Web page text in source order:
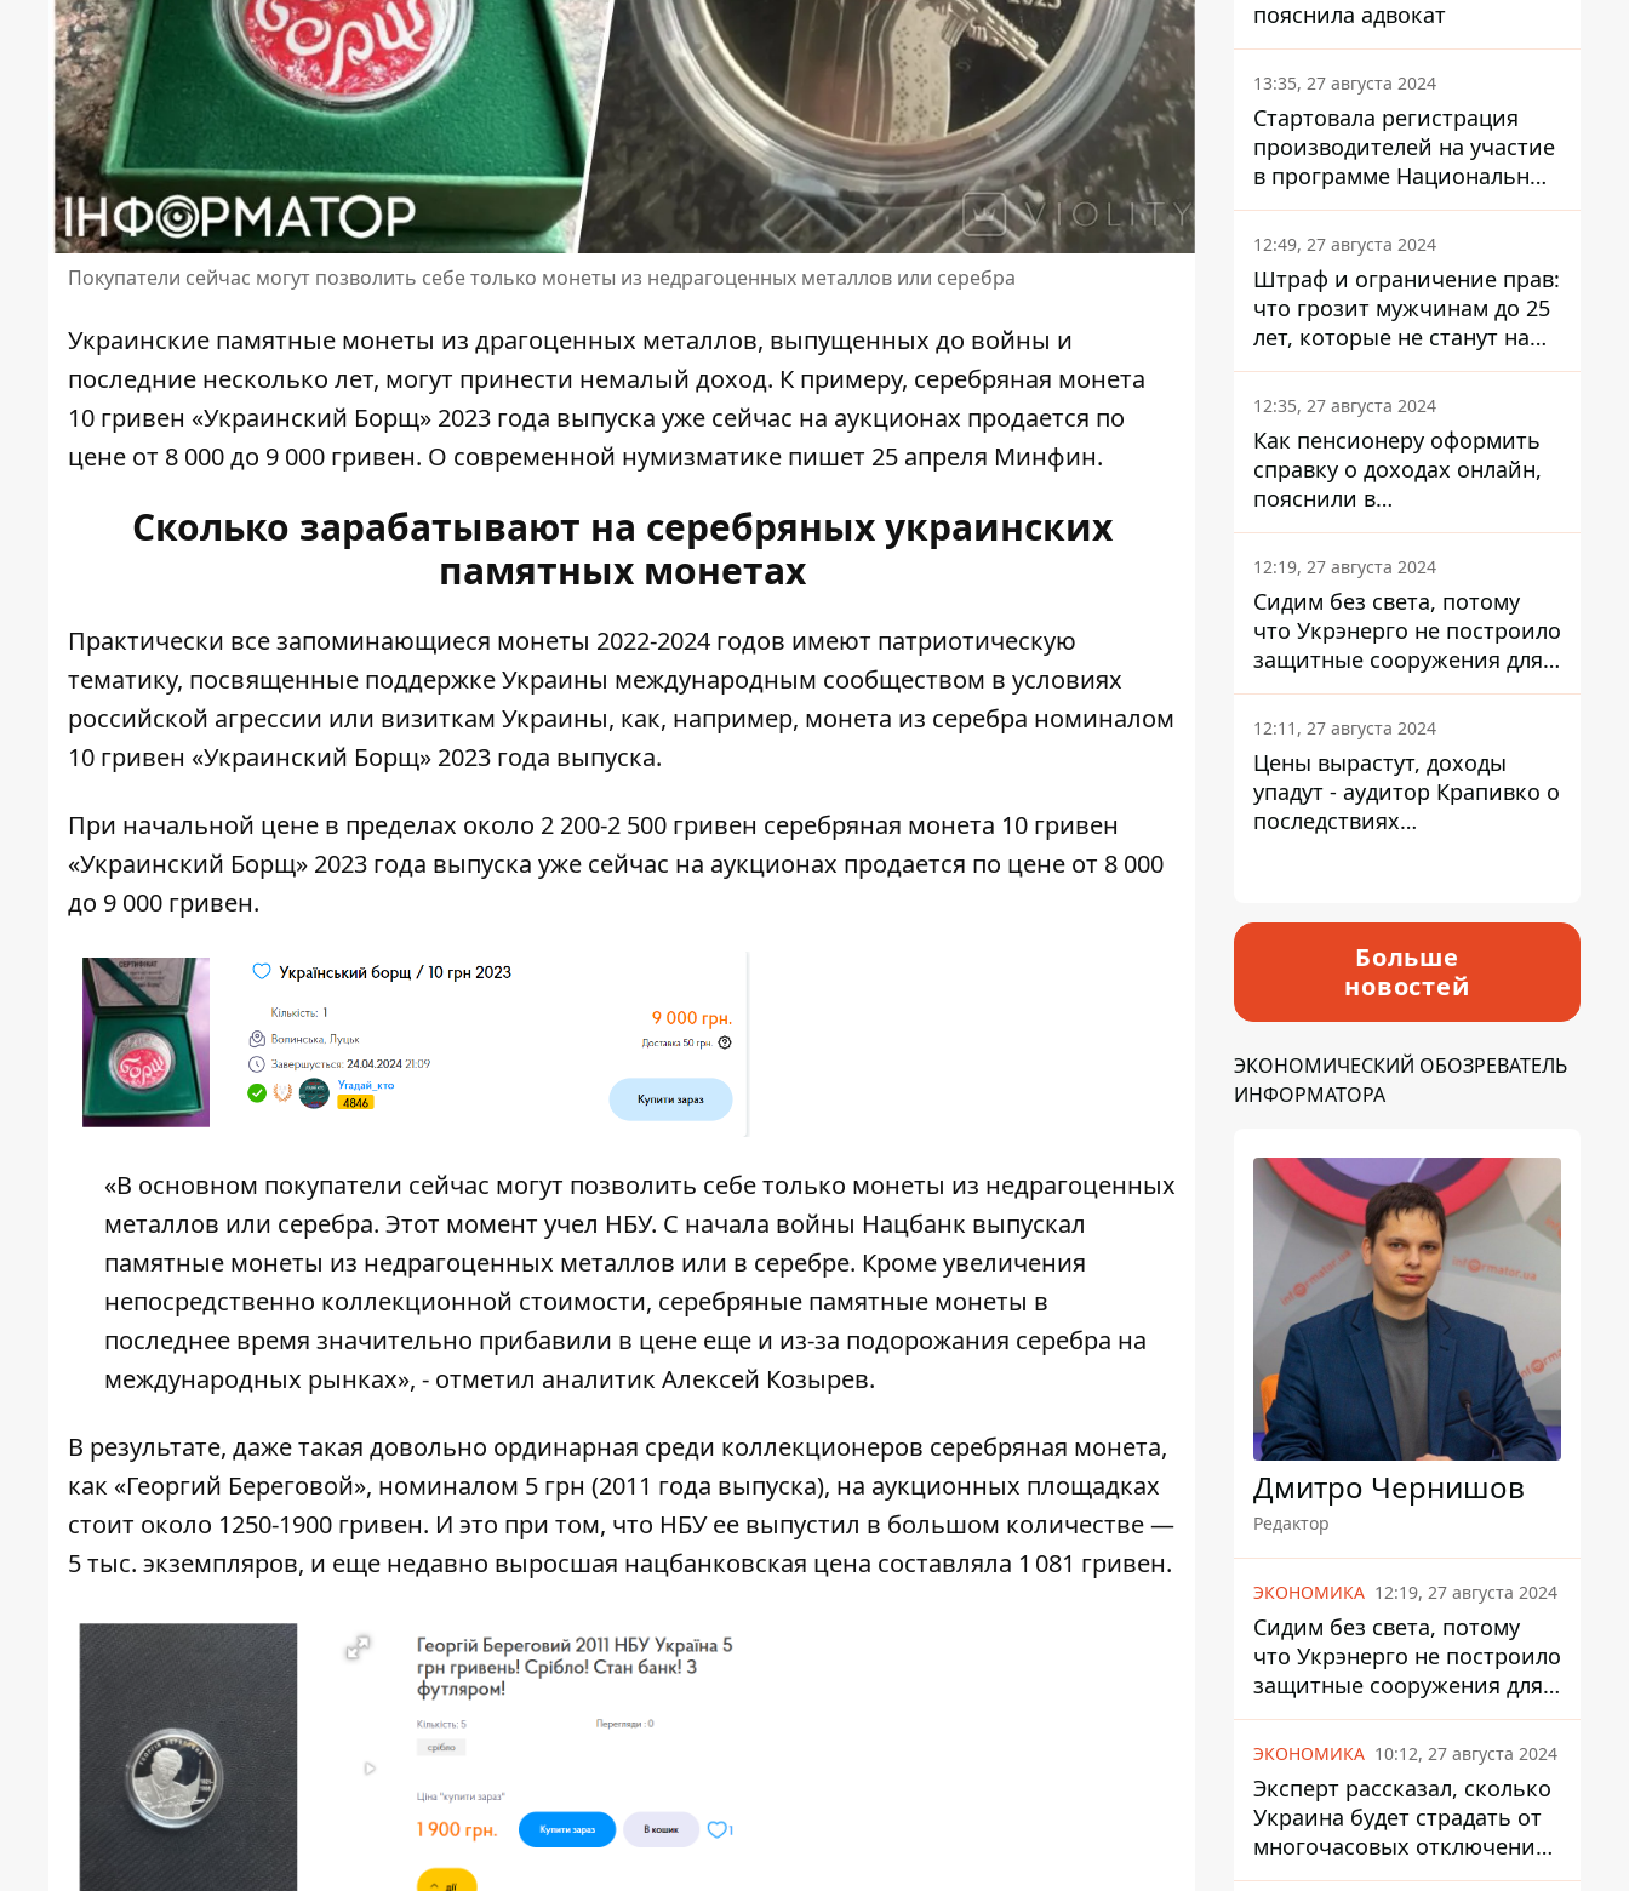
Покупатели сейчас могут позволить себе только монеты из недрагоценных металлов или серебра
Украинские памятные монеты из драгоценных металлов, выпущенных до войны и
последние несколько лет, могут принести немалый доход. К примеру, серебряная монета
10 гривен «Украинский Борщ» 2023 года выпуска уже сейчас на аукционах продается по
цене от 8 000 до 9 000 гривен. О современной нумизматике пишет 25 апреля Минфин.
Сколько зарабатывают на серебряных украинских
памятных монетах
Практически все запоминающиеся монеты 2022-2024 годов имеют патриотическую
тематику, посвященные поддержке Украины международным сообществом в условиях
российской агрессии или визиткам Украины, как, например, монета из серебра номиналом
10 гривен «Украинский Борщ» 2023 года выпуска.
При начальной цене в пределах около 2 200-2 500 гривен серебряная монета 10 гривен
«Украинский Борщ» 2023 года выпуска уже сейчас на аукционах продается по цене от 8 000
до 9 000 гривен.
«В основном покупатели сейчас могут позволить себе только монеты из недрагоценных
металлов или серебра. Этот момент учел НБУ. С начала войны Нацбанк выпускал
памятные монеты из недрагоценных металлов или в серебре. Кроме увеличения
непосредственно коллекционной стоимости, серебряные памятные монеты в
последнее время значительно прибавили в цене еще и из-за подорожания серебра на
международных рынках», - отметил аналитик Алексей Козырев.
В результате, даже такая довольно ординарная среди коллекционеров серебряная монета,
как «Георгий Береговой», номиналом 5 грн (2011 года выпуска), на аукционных площадках
стоит около 1250-1900 гривен. И это при том, что НБУ ее выпустил в большом количестве —
5 тыс. экземпляров, и еще недавно выросшая нацбанковская цена составляла 1 081 гривен.
пояснила адвокат
13:35, 27 августа 2024
Стартовала регистрация
производителей на участие
в программе Национальный
кэшбек: как это сделать
через портал Дія
12:49, 27 августа 2024
Штраф и ограничение прав:
что грозит мужчинам до 25
лет, которые не станут на
военный учет
12:35, 27 августа 2024
Как пенсионеру оформить
справку о доходах онлайн,
пояснили в
Минсоцполитики
12:19, 27 августа 2024
Сидим без света, потому
что Укрэнерго не построило
защитные сооружения для
энергетики - нардеп
Кучеренко
12:11, 27 августа 2024
Цены вырастут, доходы
упадут - аудитор Крапивко о
последствиях
Больше
новостей
ЭКОНОМИЧЕСКИЙ ОБОЗРЕВАТЕЛЬ
ИНФОРМАТОРА
Дмитро Чернишов
Редактор
ЭКОНОМИКА 12:19, 27 августа 2024
Сидим без света, потому
что Укрэнерго не построило
защитные сооружения для
энергетики - нардеп
Кучеренко
ЭКОНОМИКА 10:12, 27 августа 2024
Эксперт рассказал, сколько
Украина будет страдать от
многочасовых отключений
света